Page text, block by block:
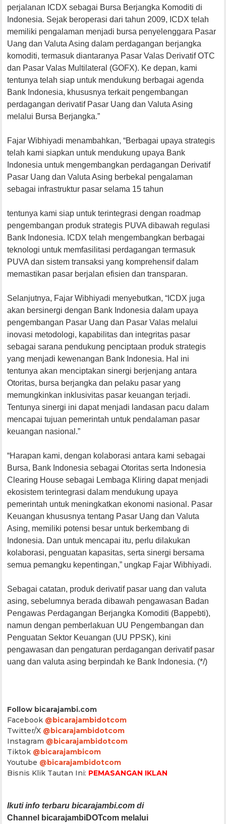
perjalanan ICDX sebagai Bursa Berjangka Komoditi di
Indonesia. Sejak beroperasi dari tahun 2009, ICDX telah
memiliki pengalaman menjadi bursa penyelenggara Pasar
Uang dan Valuta Asing dalam perdagangan berjangka
komoditi, termasuk diantaranya Pasar Valas Derivatif OTC
dan Pasar Valas Multilateral (GOFX). Ke depan, kami
tentunya telah siap untuk mendukung berbagai agenda
Bank Indonesia, khususnya terkait pengembangan
perdagangan derivatif Pasar Uang dan Valuta Asing
melalui Bursa Berjangka.”
Fajar Wibhiyadi menambahkan, “Berbagai upaya strategis
telah kami siapkan untuk mendukung upaya Bank
Indonesia untuk mengembangkan perdagangan Derivatif
Pasar Uang dan Valuta Asing berbekal pengalaman
sebagai infrastruktur pasar selama 15 tahun
tentunya kami siap untuk terintegrasi dengan roadmap
pengembangan produk strategis PUVA dibawah regulasi
Bank Indonesia. ICDX telah mengembangkan berbagai
teknologi untuk memfasilitasi perdagangan termasuk
PUVA dan sistem transaksi yang komprehensif dalam
memastikan pasar berjalan efisien dan transparan.
Selanjutnya, Fajar Wibhiyadi menyebutkan, “ICDX juga
akan bersinergi dengan Bank Indonesia dalam upaya
pengembangan Pasar Uang dan Pasar Valas melalui
inovasi metodologi, kapabilitas dan integritas pasar
sebagai sarana pendukung penciptaan produk strategis
yang menjadi kewenangan Bank Indonesia. Hal ini
tentunya akan menciptakan sinergi berjenjang antara
Otoritas, bursa berjangka dan pelaku pasar yang
memungkinkan inklusivitas pasar keuangan terjadi.
Tentunya sinergi ini dapat menjadi landasan pacu dalam
mencapai tujuan pemerintah untuk pendalaman pasar
keuangan nasional.”
“Harapan kami, dengan kolaborasi antara kami sebagai
Bursa, Bank Indonesia sebagai Otoritas serta Indonesia
Clearing House sebagai Lembaga Kliring dapat menjadi
ekosistem terintegrasi dalam mendukung upaya
pemerintah untuk meningkatkan ekonomi nasional. Pasar
Keuangan khususnya tentang Pasar Uang dan Valuta
Asing, memiliki potensi besar untuk berkembang di
Indonesia. Dan untuk mencapai itu, perlu dilakukan
kolaborasi, penguatan kapasitas, serta sinergi bersama
semua pemangku kepentingan,” ungkap Fajar Wibhiyadi.
Sebagai catatan, produk derivatif pasar uang dan valuta
asing, sebelumnya berada dibawah pengawasan Badan
Pengawas Perdagangan Berjangka Komoditi (Bappebti),
namun dengan pemberlakuan UU Pengembangan dan
Penguatan Sektor Keuangan (UU PPSK), kini
pengawasan dan pengaturan perdagangan derivatif pasar
uang dan valuta asing berpindah ke Bank Indonesia. (*/)
Follow bicarajambi.com
Facebook @bicarajambidotcom
Twitter/X @bicarajambidotcom
Instagram @bicarajambidotcom
Tiktok @bicarajambicom
Youtube @bicarajambidotcom
Bisnis Klik Tautan Ini: PEMASANGAN IKLAN
Ikuti info terbaru bicarajambi.com di
Channel bicarajambiDOTcom melalui